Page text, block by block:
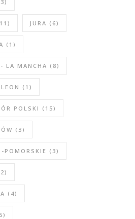
JURA (6)
(1)
LA MANCHA (8)
(1)
POLSKI (15)
(3)
POMORSKIE (3)
(4)